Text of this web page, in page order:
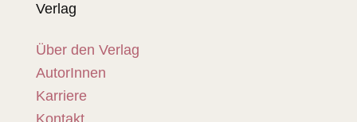
Verlag
Über den Verlag
AutorInnen
Karriere
Kontakt